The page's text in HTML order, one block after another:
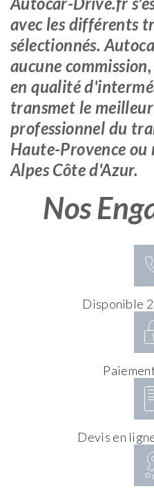
avec les différents
sélectionnés.
aucune
en qualité
transmet le
professionnel du
Haute-Provence ou
Alpes Côte d'Azur.
Nos
Disponible
Devis en